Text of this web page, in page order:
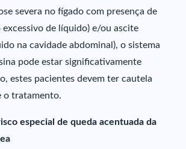
severa no fígado com presença de
excessivo de líquido) e/ou ascite
na cavidade abdominal), o sistema
pode estar significativamente
estes pacientes devem ter cautela
o tratamento.
especial de queda acentuada da